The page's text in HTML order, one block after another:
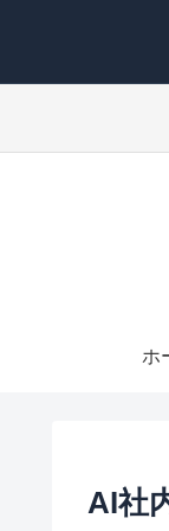
ホ
AI社